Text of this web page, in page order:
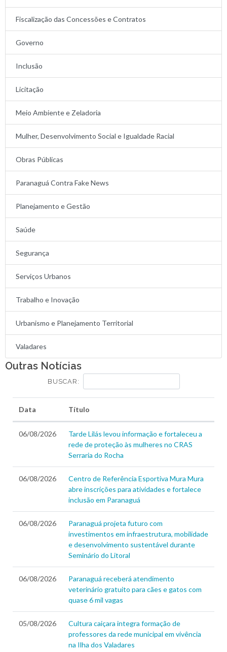
Fiscalização das Concessões e Contratos
Governo
Inclusão
Licitação
Meio Ambiente e Zeladoria
Mulher, Desenvolvimento Social e Igualdade Racial
Obras Públicas
Paranaguá Contra Fake News
Planejamento e Gestão
Saúde
Segurança
Serviços Urbanos
Trabalho e Inovação
Urbanismo e Planejamento Territorial
Valadares
Outras Notícias
BUSCAR:
Data Título
06/08/2026
Tarde Lilás levou informação e fortaleceu a
rede de proteção às mulheres no CRAS
Serraria do Rocha
06/08/2026
Centro de Referência Esportiva Mura Mura
abre inscrições para atividades e fortalece
inclusão em Paranaguá
06/08/2026
Paranaguá projeta futuro com
investimentos em infraestrutura, mobilidade
e desenvolvimento sustentável durante
Seminário do Litoral
06/08/2026
Paranaguá receberá atendimento
veterinário gratuito para cães e gatos com
quase 6 mil vagas
05/08/2026
Cultura caiçara integra formação de
professores da rede municipal em vivência
na Ilha dos Valadares